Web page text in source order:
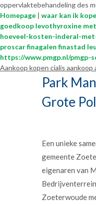
oppervlaktebehandeling des
Homepage | waar kan ik
goedkoop levothyroxine
hoeveel-kosten-inderal-
proscar finagalen finastad
https://www.pmgp.nl/pmgp-
Aankoop kopen cialis aankoop
Park
Grote
Een unieke
gemeente
eigenaren van
Zoeterwoude